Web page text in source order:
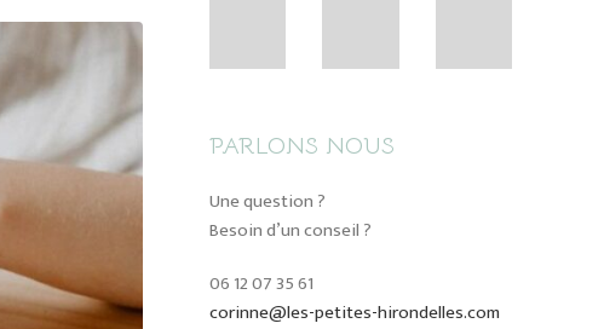
PARLONS NOUS
Une question ?
Besoin d’un conseil ?
06 12 07 35 61
corinne@les-petites-hirondelles.com